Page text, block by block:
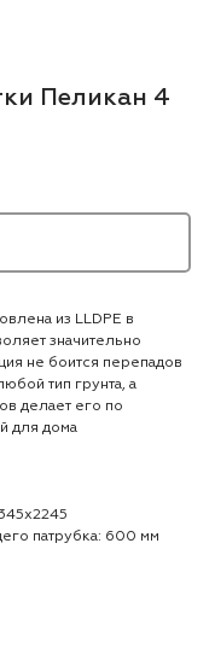
Пеликан 4
из LLDPE в
значительно
не боится перепадов
тип грунта, а
делает его по
для дома
патрубка: 600 мм